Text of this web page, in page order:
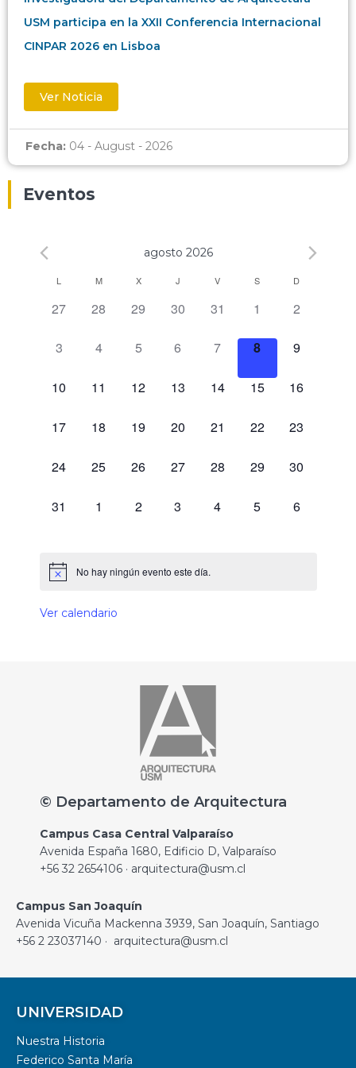
USM participa en la XXII Conferencia Internacional
CINPAR 2026 en Lisboa
Ver Noticia
Fecha: 04 - August - 2026
Eventos
agosto 2026
Calendario
de
Eventos
L M X J V S D
0 eventos,
27 0 eventos,
28 0 eventos,
29 0 eventos,
30 0 eventos,
31 0 eventos,
1 0 eventos,
2
0 eventos,
3 0 eventos,
4 0 eventos,
5 0 eventos,
6 0 eventos,
7 0 eventos,
8 0 eventos,
9
0 eventos,
10 0 eventos,
11 0 eventos,
12 0 eventos,
13 0 eventos,
14 0 eventos,
15 0 eventos,
16
0 eventos,
17 0 eventos,
18 0 eventos,
19 0 eventos,
20 0 eventos,
21 0 eventos,
22 0 eventos,
23
0 eventos,
24 0 eventos,
25 0 eventos,
26 0 eventos,
27 0 eventos,
28 0 eventos,
29 0 eventos,
30
0 eventos,
31 0 eventos,
1 0 eventos,
2 0 eventos,
3 0 eventos,
4 0 eventos,
5 0 eventos,
6
No hay ningún evento este día.
Ver calendario
© Departamento de Arquitectura
Campus Casa Central Valparaíso
Avenida España 1680, Edificio D, Valparaíso
+56 32 2654106 · arquitectura@usm.cl
Campus San Joaquín
Avenida Vicuña Mackenna 3939, San Joaquín, Santiago
+56 2 23037140 · arquitectura@usm.cl
UNIVERSIDAD
Nuestra Historia
Federico Santa María